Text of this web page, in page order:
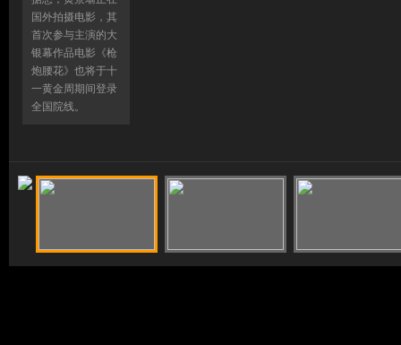
国外拍摄电影，其
首次参与主演的大
银幕作品电影《枪
炮腰花》也将于十
一黄金周期间登录
全国院线。